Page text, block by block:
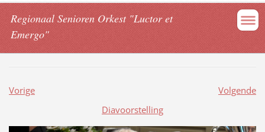
Regionaal Senioren Orkest "Luctor et
Emergo"
Vorige
Volgende
Diavoorstelling